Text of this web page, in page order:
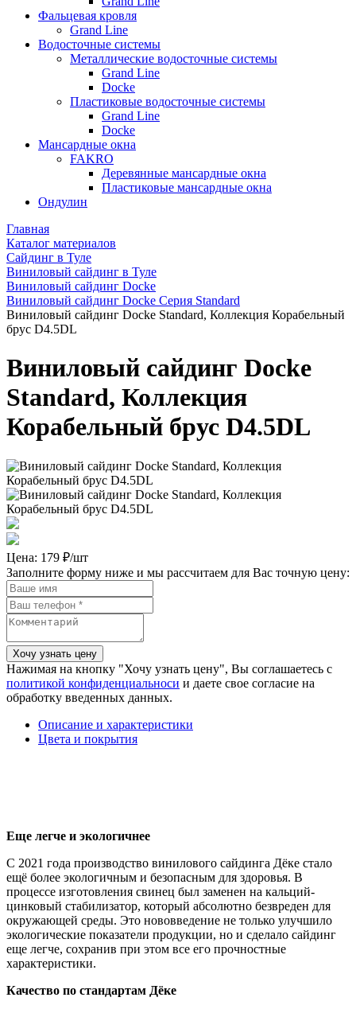
Фальцевая кровля
Grand Line
Водосточные системы
Металлические водосточные системы
Grand Line
Docke
Пластиковые водосточные системы
Grand Line
Docke
Мансардные окна
FAKRO
Деревянные мансардные окна
Пластиковые мансардные окна
Ондулин
Главная
Каталог материалов
Сайдинг в Туле
Виниловый сайдинг в Туле
Виниловый сайдинг Docke
Виниловый сайдинг Docke Серия Standard
Виниловый сайдинг Docke Standard, Коллекция Корабельный
брус D4.5DL
Виниловый сайдинг Docke
Standard, Коллекция
Корабельный брус D4.5DL
Цена: 179 ₽/шт
Заполните форму ниже и мы рассчитаем для Вас точную цену:
Нажимая на кнопку "Хочу узнать цену", Вы соглашаетесь с
политикой конфиденциальноси и даете свое согласие на
обработку введенных данных.
Описание и характеристики
Цвета и покрытия
Еще легче и экологичнее
С 2021 года производство винилового сайдинга Дёке стало
ещё более экологичным и безопасным для здоровья. В
процессе изготовления свинец был заменен на кальций-
цинковый стабилизатор, который абсолютно безвреден для
окружающей среды. Это нововведение не только улучшило
экологические показатели продукции, но и сделало сайдинг
еще легче, сохранив при этом все его прочностные
характеристики.
Качество по стандартам Дёке